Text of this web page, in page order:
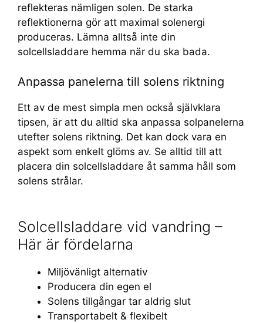
reflekteras nämligen solen. De starka
reflektionerna gör att maximal solenergi
produceras. Lämna alltså inte din
solcellsladdare hemma när du ska bada.
Anpassa panelerna till solens riktning
Ett av de mest simpla men också självklara
tipsen, är att du alltid ska anpassa solpanelerna
utefter solens riktning. Det kan dock vara en
aspekt som enkelt glöms av. Se alltid till att
placera din solcellsladdare åt samma håll som
solens strålar.
Solcellsladdare vid vandring –
Här är fördelarna
Miljövänligt alternativ
Producera din egen el
Solens tillgångar tar aldrig slut
Transportabelt & flexibelt